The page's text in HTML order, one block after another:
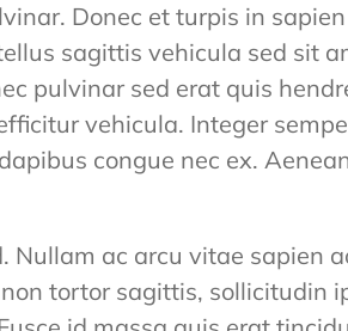
Donec et turpis in
sagittis vehicula sed sit
pulvinar sed erat quis
vehicula. Integer
congue nec ex.
ac arcu vitae sapien
tortor sagittis, sollicitudin